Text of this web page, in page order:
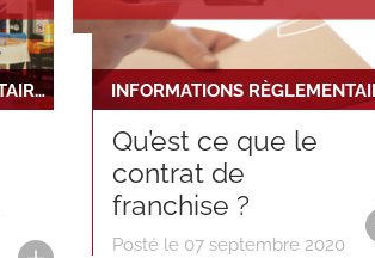
INFORMATIONS RÈGLEMENTAIRES ET JURIDIQUES
Qu’est ce que le
contrat de
franchise ?
Posté le 07 septembre 2020